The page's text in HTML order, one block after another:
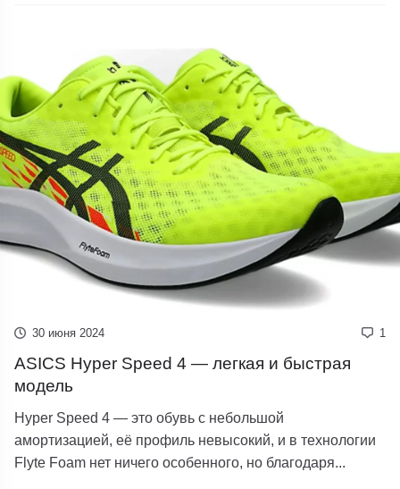
30 июня 2024 1
ASICS Hyper Speed ​​4 — легкая и быстрая
модель
Hyper Speed ​​4 — это обувь с небольшой
амортизацией, её профиль невысокий, и в технологии
Flyte Foam нет ничего особенного, но благодаря...